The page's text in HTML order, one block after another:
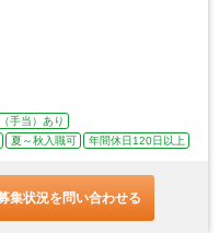
手当）あり
夏～秋入職可 年間休日120日以上
集状況を問い合わせる